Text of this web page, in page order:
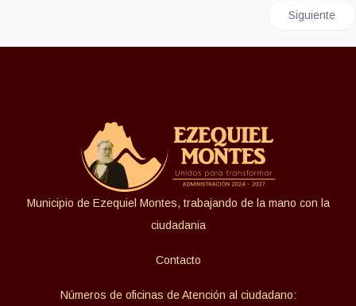
Artículo
Siguiente
Municipio de Ezequiel Montes, trabajando de la mano con la
ciudadania
Contacto
Números de oficinas de Atención al ciudadano: